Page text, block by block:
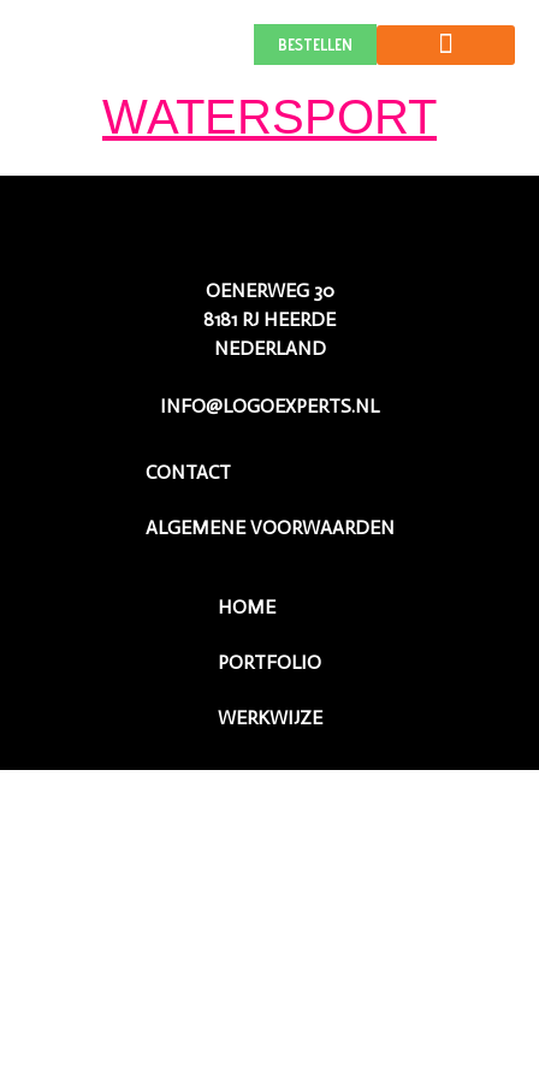
BESTELLEN
VERHAGEN
WATERSPORT
OENERWEG 30
8181 RJ HEERDE
NEDERLAND
INFO@LOGOEXPERTS.NL
CONTACT
ALGEMENE VOORWAARDEN
HOME
PORTFOLIO
WERKWIJZE